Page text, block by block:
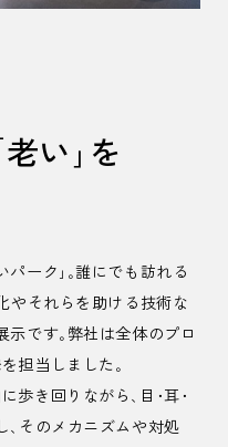
い」を
ーク」。誰にでも訪れる
やそれらを助ける技術な
示です。弊社は全体のプロ
担当しました。
き回りながら、目・耳・
、そのメカニズムや対処